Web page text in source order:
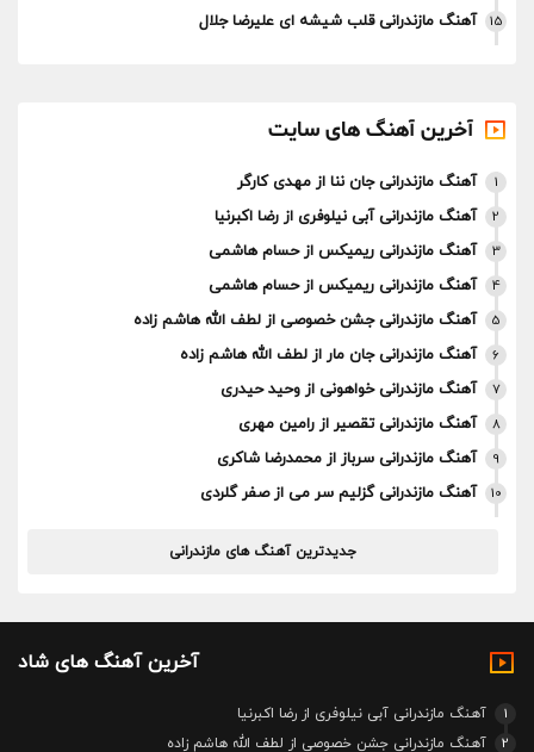
15 آهنگ مازندرانی قلب شیشه ای علیرضا جلال
آخرین آهنگ های سایت
1 آهنگ مازندرانی جان ننا از مهدی کارگر
2 آهنگ مازندرانی آبی نیلوفری از رضا اکبرنیا
3 آهنگ مازندرانی ریمیکس از حسام هاشمی
4 آهنگ مازندرانی ریمیکس از حسام هاشمی
5 آهنگ مازندرانی جشن خصوصی از لطف الله هاشم زاده
6 آهنگ مازندرانی جان مار از لطف الله هاشم زاده
7 آهنگ مازندرانی خواهونی از وحید حیدری
8 آهنگ مازندرانی تقصیر از رامین مهری
9 آهنگ مازندرانی سرباز از محمدرضا شاکری
10 آهنگ مازندرانی گزلیم سر می از صفر گلردی
جدیدترین آهنگ های مازندرانی
آخرین آهنگ های شاد
1
آهنگ مازندرانی آبی نیلوفری از رضا اکبرنیا
2
آهنگ مازندرانی جشن خصوصی از لطف الله هاشم زاده